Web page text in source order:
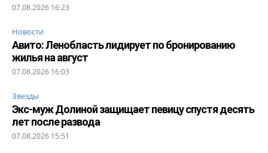
07.08.2026 16:23
Новости
Авито: Ленобласть лидирует по бронированию
жилья на август
07.08.2026 16:03
Звезды
Экс-муж Долиной защищает певицу спустя десять
лет после развода
07.08.2026 15:51